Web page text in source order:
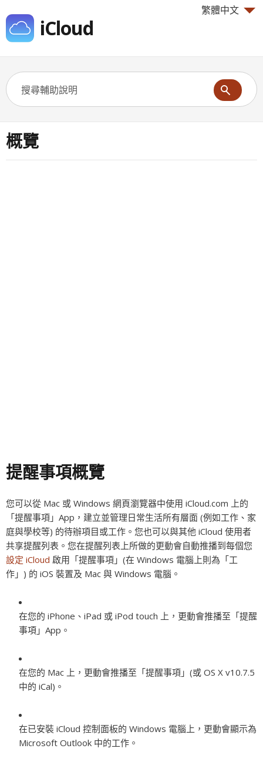
繁體中文
iCloud
概覽
提醒事項概覽
您可以從 Mac 或 Windows 網頁瀏覽器中使用 iCloud.com 上的
「提醒事項」App，建立並管理日常生活所有層面 (例如工作、家
庭與學校等) 的待辦項目或工作。您也可以與其他 iCloud 使用者
共享提醒列表。您在提醒列表上所做的更動會自動推播到每個您
設定 iCloud 啟用「提醒事項」(在 Windows 電腦上則為「工
作」) 的 iOS 裝置及 Mac 與 Windows 電腦。
在您的 iPhone、iPad 或 iPod touch 上，更動會推播至「提醒
事項」App。
在您的 Mac 上，更動會推播至「提醒事項」(或 OS X v10.7.5
中的 iCal)。
在已安裝 iCloud 控制面板的 Windows 電腦上，更動會顯示為
Microsoft Outlook 中的工作。